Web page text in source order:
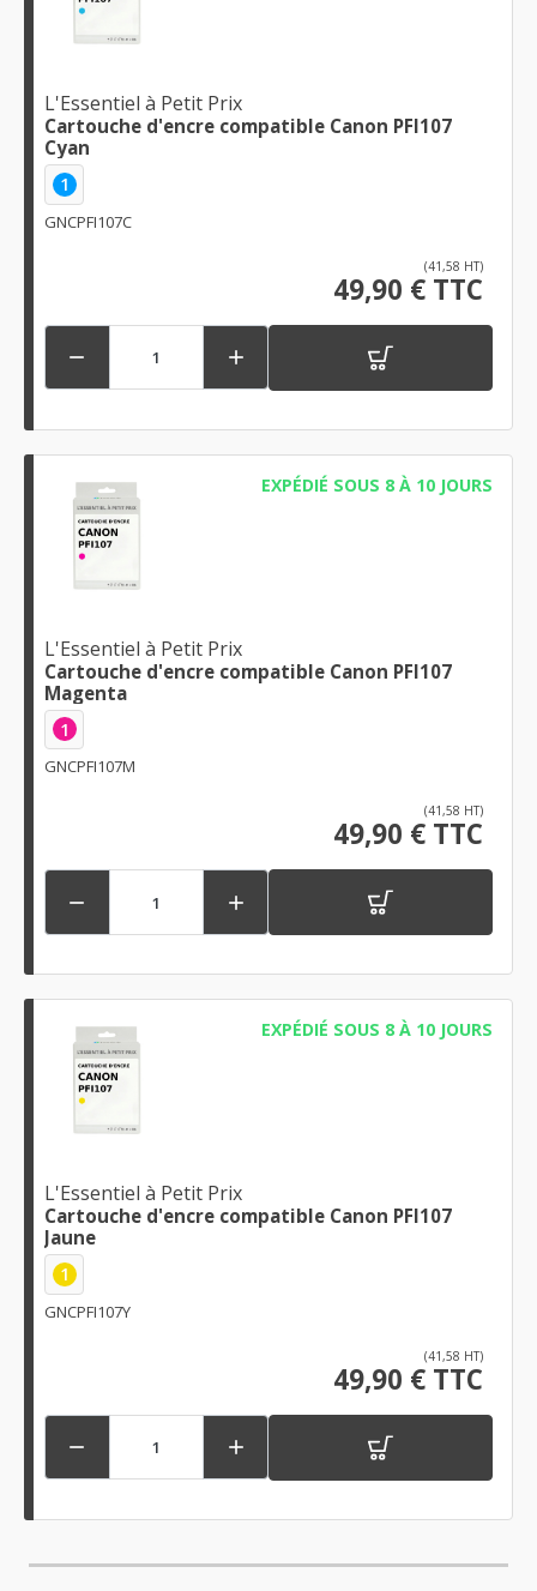
L'Essentiel à Petit Prix
Cartouche d'encre compatible Canon PFI107
Cyan
1
GNCPFI107C
(41,58 HT)
49,90 € TTC
 
EXPÉDIÉ SOUS 8 À 10 JOURS
L'Essentiel à Petit Prix
Cartouche d'encre compatible Canon PFI107
Magenta
1
GNCPFI107M
(41,58 HT)
49,90 € TTC
 
EXPÉDIÉ SOUS 8 À 10 JOURS
L'Essentiel à Petit Prix
Cartouche d'encre compatible Canon PFI107
Jaune
1
GNCPFI107Y
(41,58 HT)
49,90 € TTC
 